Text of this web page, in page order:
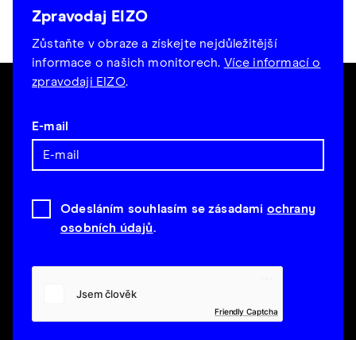
Zpravodaj EIZO
Zůstaňte v obraze a získejte nejdůležitější
informace o našich monitorech. Více informací o
zpravodaji EIZO.
E-mail
Odesláním souhlasím se zásadami ochrany
osobních údajů.
Friendly Captcha